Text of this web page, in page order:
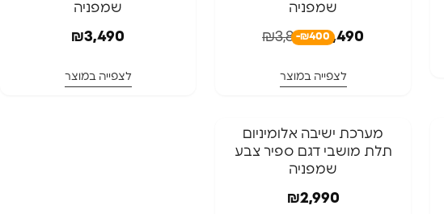
המלאי אזל
שמפניה
₪3,890₪3,490
-₪400
לצפייה במוצר
שמפניה
₪3,490
לצפייה במוצר
המלאי אזל
המלאי אזל
מערכת ישיבה אלומיניום
תלת מושבי דגם ספיר צבע
שמפניה
₪2,990